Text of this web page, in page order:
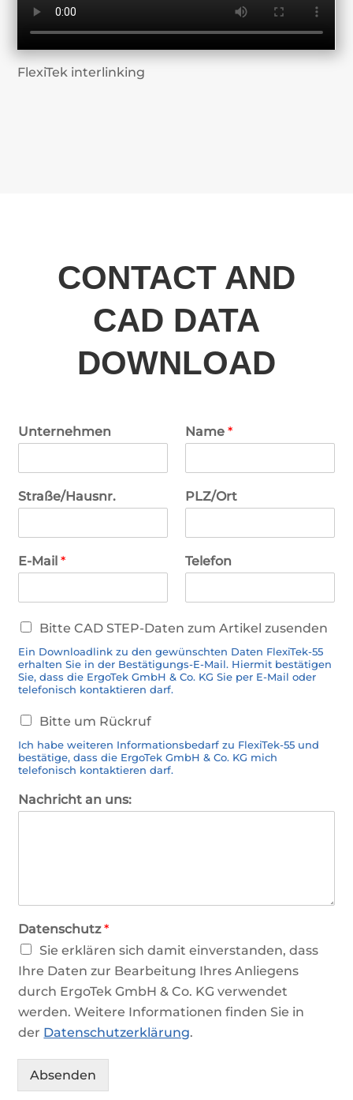
FlexiTek interlinking
CONTACT AND
CAD DATA
DOWNLOAD
Unternehmen Name *
Straße/Hausnr. PLZ/Ort
E-Mail* Telefon
C
D
-
D
t
n
Bitte CAD STEP-Daten zum Artikel zusenden
Ein Downloadlink zu den gewünschten Daten FlexiTek-55
erhalten Sie in der Bestätigungs-E-Mail. Hiermit bestätigen
Sie, dass die ErgoTek GmbH & Co. KG Sie per E-Mail oder
telefonisch kontaktieren darf.
R
c
k
u
f
Bitte um Rückruf
Ich habe weiteren Informationsbedarf zu FlexiTek-55 und
bestätige, dass die ErgoTek GmbH & Co. KG mich
telefonisch kontaktieren darf.
Nachricht an uns:
Datenschutz*
Sie erklären sich damit einverstanden, dass
Ihre Daten zur Bearbeitung Ihres Anliegens
durch ErgoTek GmbH & Co. KG verwendet
werden. Weitere Informationen finden Sie in
der Datenschutzerklärung.
Absenden